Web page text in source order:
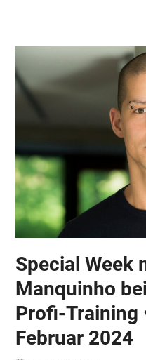
menu
menu
Special Week
Manquinho
Profi-Training
Februar 2024